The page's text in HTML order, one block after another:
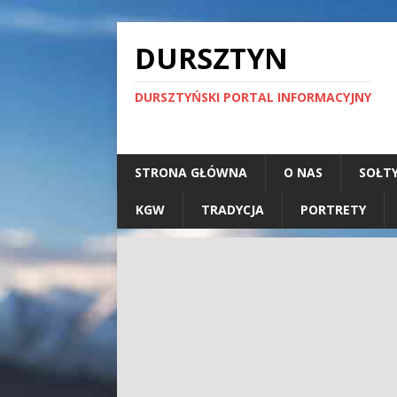
DURSZTYN
DURSZTYŃSKI PORTAL INFORMACYJNY
STRONA GŁÓWNA O NAS
KGW TRADYCJA PORTRETY